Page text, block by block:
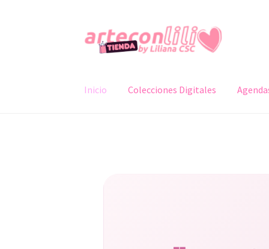
Ir
a
Ir
al
Inicio Colecciones Digitales